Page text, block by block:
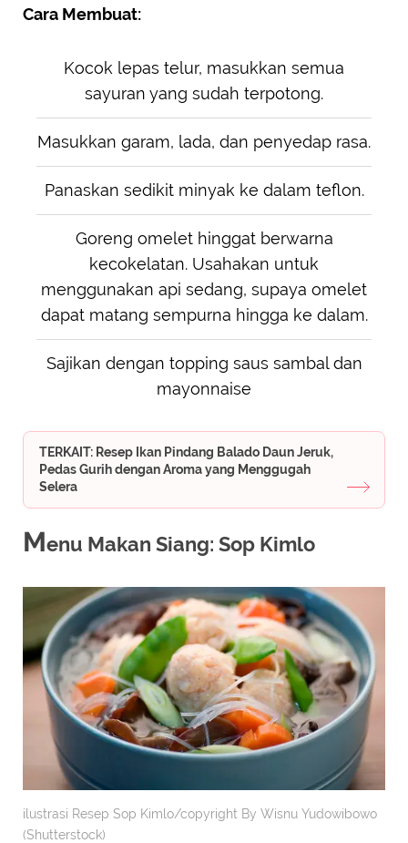
Cara Membuat:
Kocok lepas telur, masukkan semua
sayuran yang sudah terpotong.
Masukkan garam, lada, dan penyedap rasa.
Panaskan sedikit minyak ke dalam teflon.
Goreng omelet hinggat berwarna
kecokelatan. Usahakan untuk
menggunakan api sedang, supaya omelet
dapat matang sempurna hingga ke dalam.
Sajikan dengan topping saus sambal dan
mayonnaise
TERKAIT: Resep Ikan Pindang Balado Daun Jeruk,
Pedas Gurih dengan Aroma yang Menggugah
Selera
Menu Makan Siang: Sop Kimlo
ilustrasi Resep Sop Kimlo/copyright By Wisnu Yudowibowo
(Shutterstock)